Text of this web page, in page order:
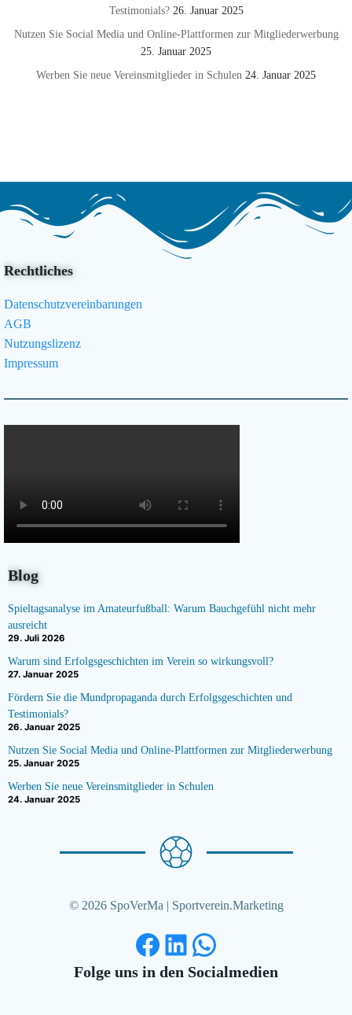
Testimonials? 26. Januar 2025
Nutzen Sie Social Media und Online-Plattformen zur Mitgliederwerbung
25. Januar 2025
Werben Sie neue Vereinsmitglieder in Schulen 24. Januar 2025
Rechtliches
Datenschutzvereinbarungen
AGB
Nutzungslizenz
Impressum
Blog
Spieltagsanalyse im Amateurfußball: Warum Bauchgefühl nicht mehr
ausreicht
29. Juli 2026
Warum sind Erfolgsgeschichten im Verein so wirkungsvoll?
27. Januar 2025
Fördern Sie die Mundpropaganda durch Erfolgsgeschichten und
Testimonials?
26. Januar 2025
Nutzen Sie Social Media und Online-Plattformen zur Mitgliederwerbung
25. Januar 2025
Werben Sie neue Vereinsmitglieder in Schulen
24. Januar 2025
© 2026 SpoVerMa | Sportverein.Marketing
Facebook
LinkedIn
WhatsApp
Folge uns in den Socialmedien